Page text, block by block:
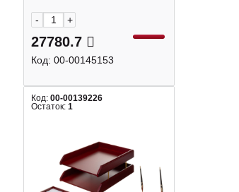
- +
27780.7
Код: 00-00145153
Код: 00-00139226
Остаток: 1